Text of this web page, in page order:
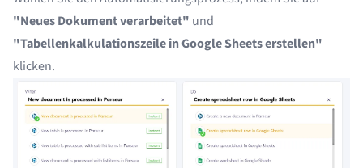
"Neues Dokument verarbeitet" und
"Tabellenkalkulationszeile in Google Sheets erstellen"
klicken.